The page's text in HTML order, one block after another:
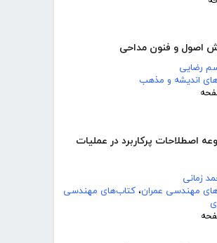
اصول و فنون مداحی
رضایی
اندیشه و مذهب
اصطلاحات پرکاربرد در عملیات
زمانی
مهندسی عمران، کتاب‌های مهندسی